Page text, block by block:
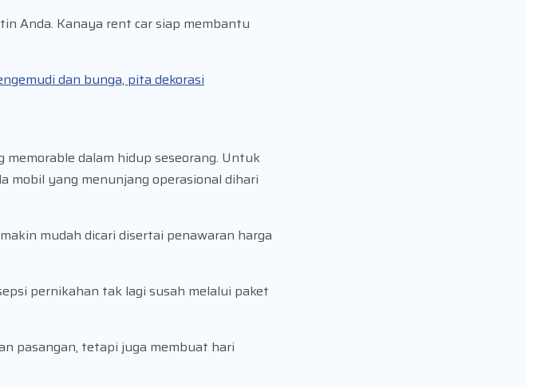
Anda. Kanaya rent car siap membantu
dan bunga, pita dekorasi
dalam hidup seseorang. Untuk
mobil yang menunjang operasional dihari
mudah dicari disertai penawaran harga
pernikahan tak lagi susah melalui paket
pasangan, tetapi juga membuat hari